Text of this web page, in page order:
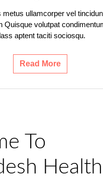
metus ullamcorper vel
Quisque volutpat
aptent taciti sociosqu.
Read More
To